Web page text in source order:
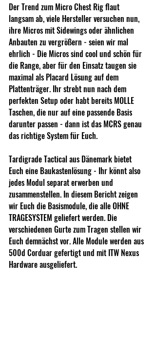
Der Trend zum Micro Chest Rig flaut
langsam ab, viele Hersteller versuchen nun,
ihre Micros mit Sidewings oder ähnlichen
Anbauten zu vergrößern - seien wir mal
ehrlich - Die Micros sind cool und schön für
die Range, aber für den Einsatz taugen sie
maximal als Placard Lösung auf dem
Plattenträger. Ihr strebt nun nach dem
perfekten Setup oder habt bereits MOLLE
Taschen, die nur auf eine passende Basis
darunter passen - dann ist das MCRS genau
das richtige System für Euch.
Tardigrade Tactical aus Dänemark bietet
Euch eine Baukastenlösung - Ihr könnt also
jedes Modul separat erwerben und
zusammenstellen. In diesem Bericht zeigen
wir Euch die Basismodule, die alle OHNE
TRAGESYSTEM geliefert werden. Die
verschiedenen Gurte zum Tragen stellen wir
Euch demnächst vor. Alle Module werden aus
500d Corduar gefertigt und mit ITW Nexus
Hardware ausgeliefert.